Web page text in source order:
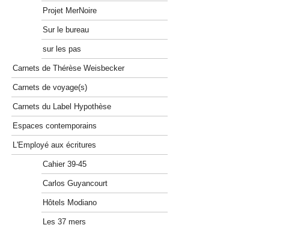
Projet MerNoire
Sur le bureau
sur les pas
Carnets de Thérèse Weisbecker
Carnets de voyage(s)
Carnets du Label Hypothèse
Espaces contemporains
L'Employé aux écritures
Cahier 39-45
Carlos Guyancourt
Hôtels Modiano
Les 37 mers